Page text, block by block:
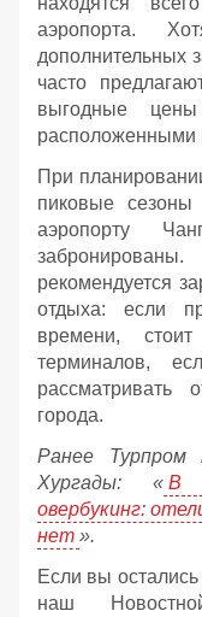
аэропорта.
дополнительных
часто
выгодные
расположенными
При
пиковые
аэропорту
рекомендуется
отдыха: если
времени,
терминалов,
рассматривать
города.
Ранее Турпром
Хургады: « В
овербукинг:
нет ».
Если вы остались
наш